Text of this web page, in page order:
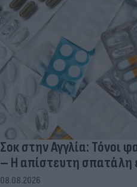
Σοκ στην Αγγλία: Τόνοι
– Η απίστευτη σπατάλη
08.08.2026